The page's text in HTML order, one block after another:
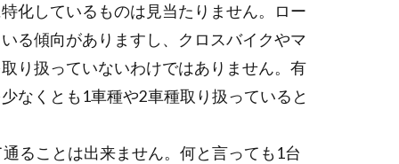
化しているものは見当たりません。ロー
る傾向がありますし、クロスバイクやマ
り扱っていないわけではありません。有
なくとも1車種や2車種取り扱っていると
ることは出来ません。何と言っても1台